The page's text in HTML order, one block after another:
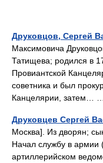
Друковцов, Сергей
Максимовича
Татищева; родился в
Провиантской
советника и был
Канцелярии, затем…
Друковцев Сергей
Москва]. Из дворян;
Начал службу в армии
артиллерийском